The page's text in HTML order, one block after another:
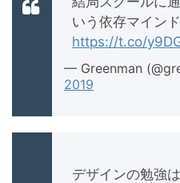
いう依存マイン
https://t.co/
— Greenman
2019
デザインの勉強